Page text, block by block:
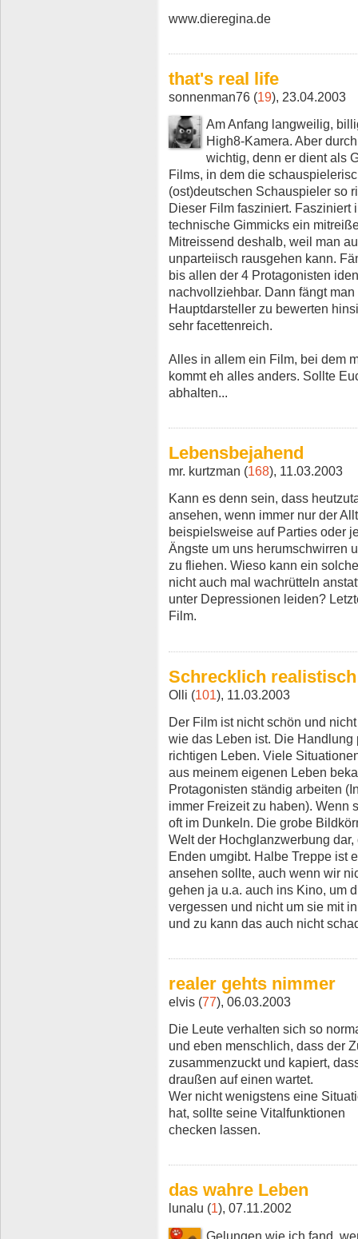
www.dieregina.de
that's real life
sonnenman76 (19), 23.04.2003
Am Anfang langweilig,
High8-Kamera. Aber
wichtig, denn er dient als
Films, in dem die
(ost)deutschen Schauspieler so
Dieser Film fasziniert.
technische Gimmicks ein
Mitreissend deshalb, weil man
unparteiisch rausgehen kann.
bis allen der 4 Protagonisten
nachvollziehbar. Dann fängt
Hauptdarsteller zu bewerten
sehr facettenreich.
Alles in allem ein Film, bei dem
kommt eh alles anders. Sollte
abhalten...
Lebensbejahend
mr. kurtzman (168), 11.03.2003
Kann es denn sein, dass
ansehen, wenn immer nur der
beispielsweise auf Parties oder
Ängste um uns herumschwirren
zu fliehen. Wieso kann ein
nicht auch mal wachrütteln
unter Depressionen leiden?
Film.
Schrecklich realistisch
Olli (101), 11.03.2003
Der Film ist nicht schön und
wie das Leben ist. Die
richtigen Leben. Viele
aus meinem eigenen Leben
Protagonisten ständig arbeiten
immer Freizeit zu haben). Wenn
oft im Dunkeln. Die grobe
Welt der Hochglanzwerbung
Enden umgibt. Halbe Treppe ist
ansehen sollte, auch wenn wir
gehen ja u.a. auch ins Kino, um
vergessen und nicht um sie mit
und zu kann das auch nicht
realer gehts nimmer
elvis (77), 06.03.2003
Die Leute verhalten sich so
und eben menschlich, dass der
zusammenzuckt und kapiert,
draußen auf einen wartet.
Wer nicht wenigstens eine
hat, sollte seine Vitalfunktionen
checken lassen.
das wahre Leben
lunalu (1), 07.11.2002
Gelungen wie ich fand,